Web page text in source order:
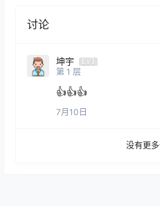
讨论
坤宇
Lv1
第 1 层
👍👍👍
7月10日
没有更